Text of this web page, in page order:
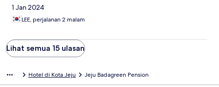
1 Jan 2024
LEE, perjalanan 2 malam
Lihat semua 15 ulasan
Hotel di Kota Jeju Jeju Badagreen Pension